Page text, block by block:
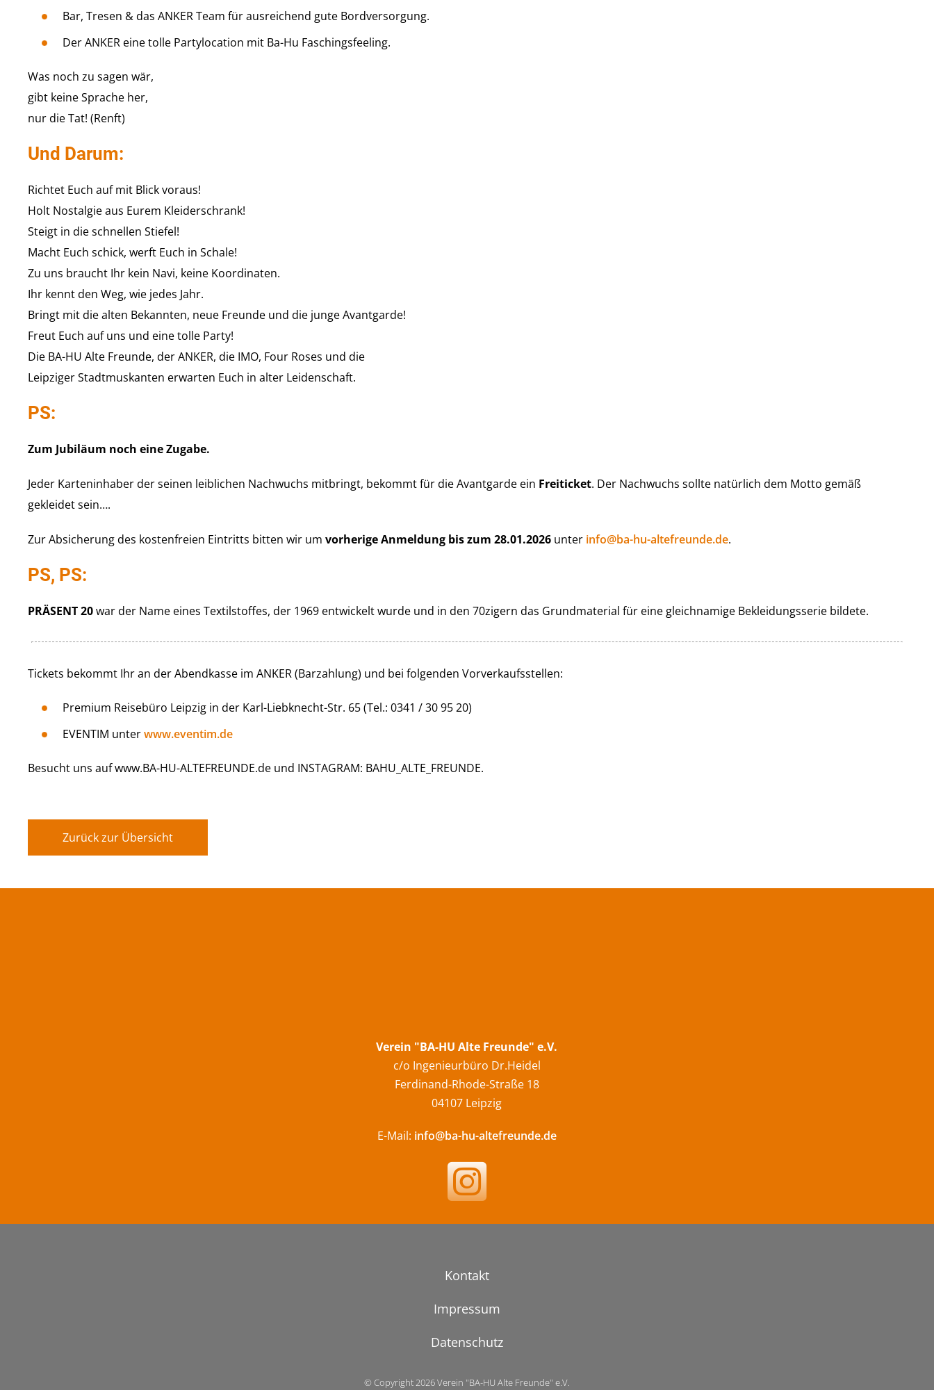
Bar, Tresen & das ANKER Team für ausreichend gute Bordversorgung.
Der ANKER eine tolle Partylocation mit Ba-Hu Faschingsfeeling.
Was noch zu sagen wär,
gibt keine Sprache her,
nur die Tat! (Renft)
Und Darum:
Richtet Euch auf mit Blick voraus!
Holt Nostalgie aus Eurem Kleiderschrank!
Steigt in die schnellen Stiefel!
Macht Euch schick, werft Euch in Schale!
Zu uns braucht Ihr kein Navi, keine Koordinaten.
Ihr kennt den Weg, wie jedes Jahr.
Bringt mit die alten Bekannten, neue Freunde und die junge Avantgarde!
Freut Euch auf uns und eine tolle Party!
Die BA-HU Alte Freunde, der ANKER, die IMO, Four Roses und die
Leipziger Stadtmuskanten erwarten Euch in alter Leidenschaft.
PS:
Zum Jubiläum noch eine Zugabe.
Jeder Karteninhaber der seinen leiblichen Nachwuchs mitbringt, bekommt für die Avantgarde ein Freiticket. Der Nachwuchs sollte natürlich dem Motto gemäß
gekleidet sein….
Zur Absicherung des kostenfreien Eintritts bitten wir um vorherige Anmeldung bis zum 28.01.2026unter info@ba-hu-altefreunde.de.
PS, PS:
PRÄSENT 20war der Name eines Textilstoffes, der 1969 entwickelt wurde und in den 70zigern das Grundmaterial für eine gleichnamige Bekleidungsserie bildete.
Tickets bekommt Ihr an der Abendkasse im ANKER (Barzahlung) und bei folgenden Vorverkaufsstellen:
Premium Reisebüro Leipzig in der Karl-Liebknecht-Str. 65 (Tel.: 0341 / 30 95 20)
EVENTIM unterwww.eventim.de
Besucht uns auf www.BA-HU-ALTEFREUNDE.de und INSTAGRAM: BAHU_ALTE_FREUNDE.
Zurück zur Übersicht
Verein "BA-HU Alte Freunde" e.V.
c/o Ingenieurbüro Dr.Heidel
Ferdinand-Rhode-Straße 18
04107 Leipzig
E-Mail: info@ba-hu-altefreunde.de
Kontakt
Impressum
Datenschutz
© Copyright 2026 Verein "BA-HU Alte Freunde" e.V.